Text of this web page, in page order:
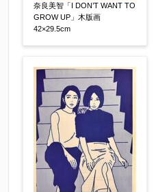
奈良美智「I DON’T WANT TO
GROW UP」木版画
42×29.5cm